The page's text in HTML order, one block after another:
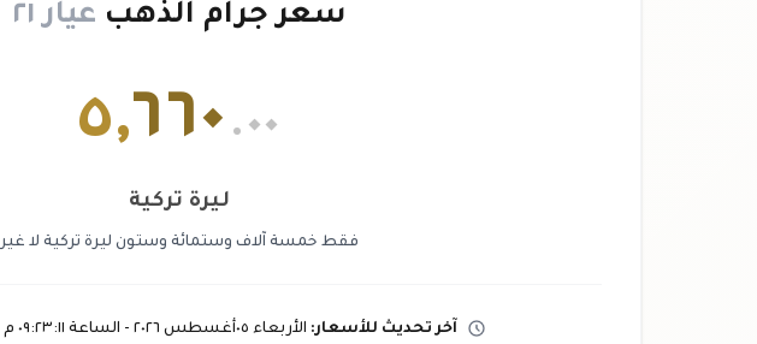
سعر جرام الذهب عيار ٢١
٥,٦٦٠ .٠٠
ليرة تركية
فقط خمسة آلاف وستمائة وستون ليرة تركية لا غير
آخر تحديث للأسعار: الأربعاء ٠٥ أغسطس ٢٠٢٦ - الساعة :١١ م